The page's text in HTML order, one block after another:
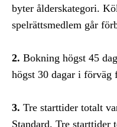
byter ålderskategori.
spelrättsmedlem går
2. Bokning högst 45
högst 30 dagar i förväg
3. Tre starttider totalt
Standard. Tre starttider